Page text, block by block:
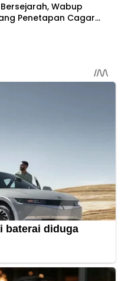
Wabup
Penetapan Cagar